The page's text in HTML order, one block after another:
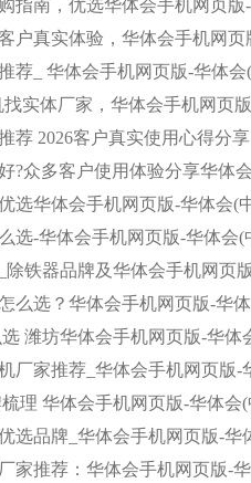
荐 2026客户真实使用心得分享